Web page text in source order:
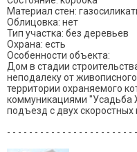
Материал стен:
Облицовка: нет
Тип участка: без деревьев
Охрана: есть
Особенности объекта:
Дом в стадии
неподалеку от
территории охраняемого
коммуникациями "Усадьба
подъезд с двух скоростных
- - - - - - - - - - - - - - - - - - - - - - - -